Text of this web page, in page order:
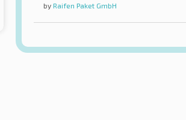
by Raifen Paket GmbH